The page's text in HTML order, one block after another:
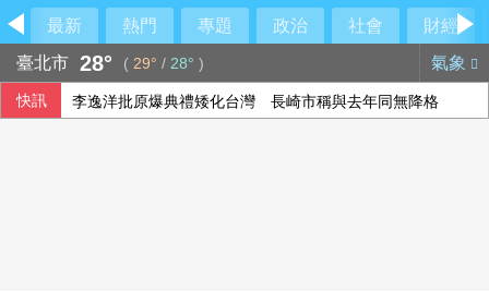
最新 熱門 專題 政治 社會
財經
臺北市 28° ( 29° / 28° ) 氣象
快訊 李逸洋批原爆典禮矮化台灣 長崎市稱與去年同無降格